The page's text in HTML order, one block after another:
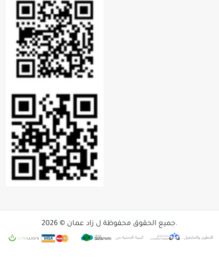
جميع الحقوق محفوظة ل زاد عمان © 2026.